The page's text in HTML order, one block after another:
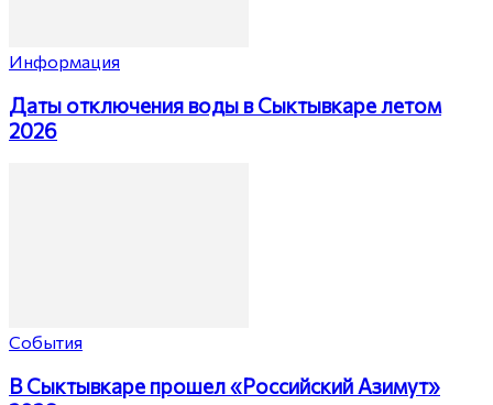
Информация
Даты отключения воды в Сыктывкаре летом
2026
События
В Сыктывкаре прошел «Российский Азимут»